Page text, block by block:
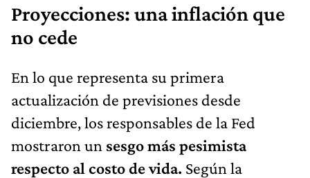
Proyecciones: una inflación que
no cede
En lo que representa su primera
actualización de previsiones desde
diciembre, los responsables de la Fed
mostraron un sesgo más pesimista
respecto al costo de vida. Según la